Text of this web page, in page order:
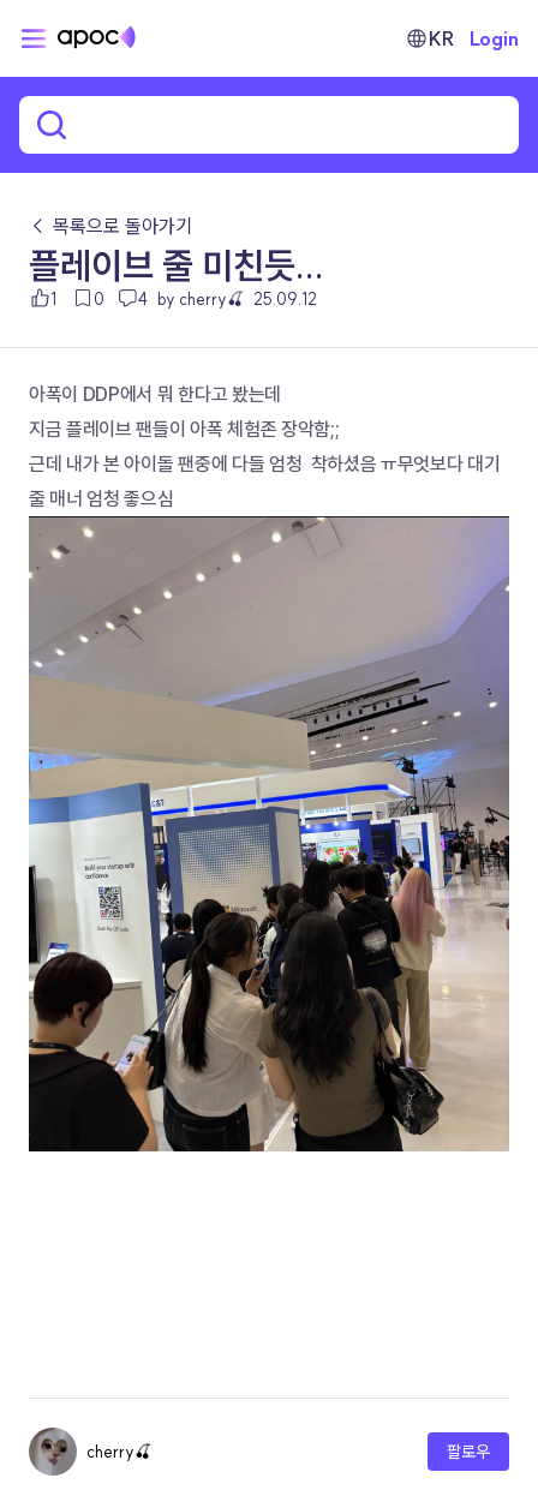
KR Login
← 목록으로 돌아가기
플레이브 줄 미친듯...
1 0 4 by cherry🍒 25.09.12
아폭이 DDP에서 뭐 한다고 봤는데
지금 플레이브 팬들이 아폭 체험존 장악함;;
근데 내가 본 아이돌 팬중에 다들 엄청  착하셨음 ㅠ무엇보다 대기
줄 매너 엄청 좋으심
cherry🍒 팔로우